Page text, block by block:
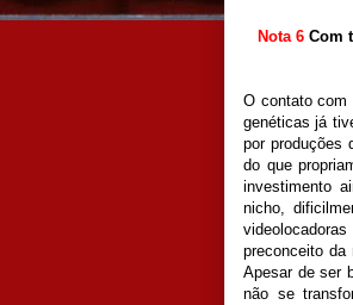
Nota 6 Com
O contato com
genéticas já
por produções
do que
investimento
nicho,
preconceito
Apesar de ser
não se